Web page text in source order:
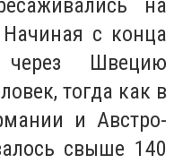
на
с конца
через Швецию
тогда как в
и Австро-
свыше 140